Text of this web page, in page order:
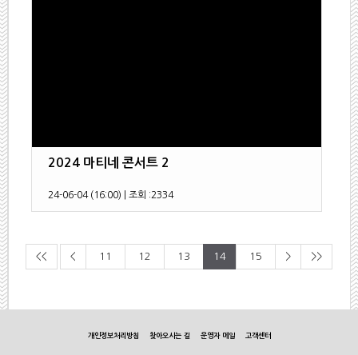
2024 마티네 콘서트 2
24-06-04 (16:00) 조회 :2334
<< < 11 12 13 14 15 > >>
개인정보처리방침 찾아오시는 길 운영자 메일 고객센터